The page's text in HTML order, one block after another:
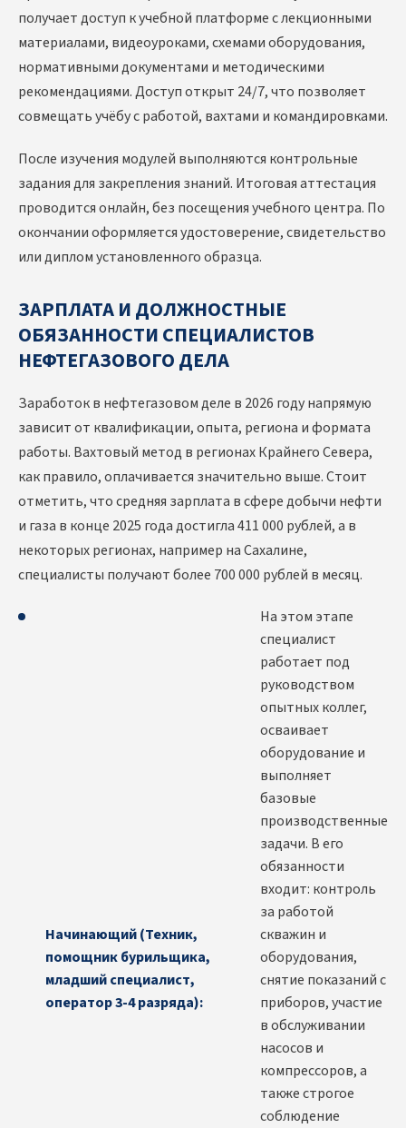
получает доступ к учебной платформе с лекционными
материалами, видеоуроками, схемами оборудования,
нормативными документами и методическими
рекомендациями. Доступ открыт 24/7, что позволяет
совмещать учёбу с работой, вахтами и командировками.
После изучения модулей выполняются контрольные
задания для закрепления знаний. Итоговая аттестация
проводится онлайн, без посещения учебного центра. По
окончании оформляется удостоверение, свидетельство
или диплом установленного образца.
ЗАРПЛАТА И ДОЛЖНОСТНЫЕ
ОБЯЗАННОСТИ СПЕЦИАЛИСТОВ
НЕФТЕГАЗОВОГО ДЕЛА
Заработок в нефтегазовом деле в 2026 году напрямую
зависит от квалификации, опыта, региона и формата
работы. Вахтовый метод в регионах Крайнего Севера,
как правило, оплачивается значительно выше. Стоит
отметить, что средняя зарплата в сфере добычи нефти
и газа в конце 2025 года достигла 411 000 рублей, а в
некоторых регионах, например на Сахалине,
специалисты получают более 700 000 рублей в месяц.
Начинающий (Техник,
помощник бурильщика,
младший специалист,
оператор 3-4 разряда):
На этом этапе
специалист
работает под
руководством
опытных коллег,
осваивает
оборудование и
выполняет
базовые
производственные
задачи. В его
обязанности
входит: контроль
за работой
скважин и
оборудования,
снятие показаний с
приборов, участие
в обслуживании
насосов и
компрессоров, а
также строгое
соблюдение